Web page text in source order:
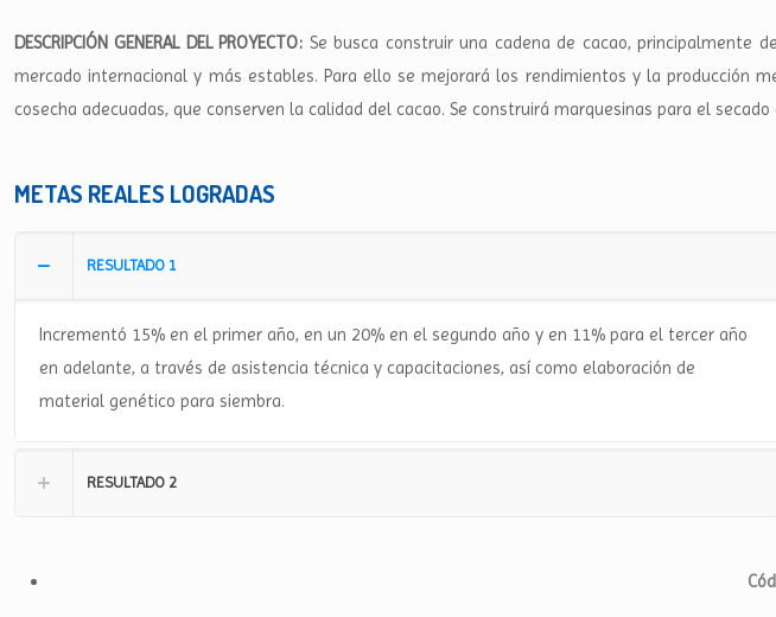
DESCRIPCIÓN GENERAL DEL PROYECTO: Se busca construir una cadena de cacao, principalmente
mercado internacional y más estables. Para ello se mejorará los rendimientos y la producción
cosecha adecuadas, que conserven la calidad del cacao. Se construirá marquesinas para el
METAS REALES LOGRADAS
RESULTADO 1
Incrementó 15% en el primer año, en un 20% en el segundo año y en 11% para el tercer año
en adelante, a través de asistencia técnica y capacitaciones, así como elaboración de
material genético para siembra.
RESULTADO 2